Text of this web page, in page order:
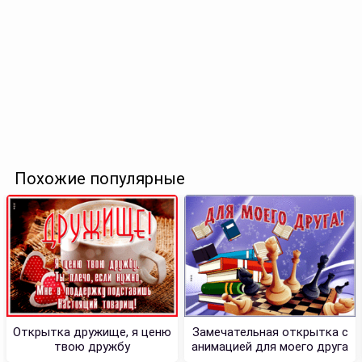
Похожие популярные
Открытка дружище, я ценю
твою дружбу
Замечательная открытка с
анимацией для моего друга